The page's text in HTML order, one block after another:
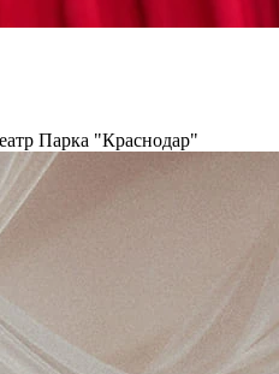
Парка "Краснодар"